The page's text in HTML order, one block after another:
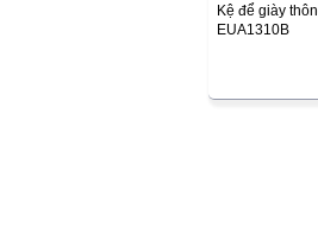
Kệ để giày
EUA1310B